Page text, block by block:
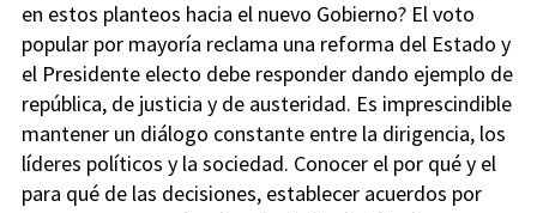
en estos planteos hacia el nuevo Gobierno? El voto
popular por mayoría reclama una reforma del Estado y
el Presidente electo debe responder dando ejemplo de
república, de justicia y de austeridad. Es imprescindible
mantener un diálogo constante entre la dirigencia, los
líderes políticos y la sociedad. Conocer el por qué y el
para qué de las decisiones, establecer acuerdos por